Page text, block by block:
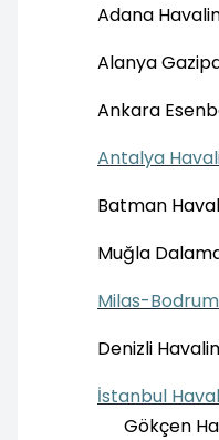
Adana
Alanya
Ankara
Antalya
Batman
Muğla
Milas-
Denizli
İstanbul
Gökçen